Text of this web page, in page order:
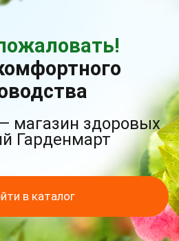
магазин здоровых
Гарденмарт
в каталог